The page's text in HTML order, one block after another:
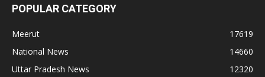
POPULAR CATEGORY
Meerut
17619
National News
14660
Uttar Pradesh News
12320